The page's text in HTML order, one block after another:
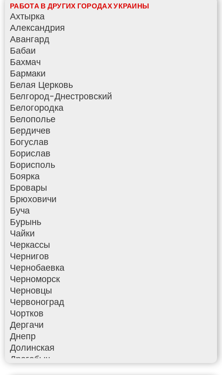
РАБОТА В ДРУГИХ ГОРОДАХ УКРАИНЫ
Ахтырка
Александрия
Авангард
Бабаи
Бахмач
Бармаки
Белая Церковь
Белгород-Днестровский
Белогородка
Белополье
Бердичев
Богуслав
Борислав
Борисполь
Боярка
Бровары
Брюховичи
Буча
Бурынь
Чайки
Черкассы
Чернигов
Чернобаевка
Черноморск
Черновцы
Червоноград
Чортков
Дергачи
Днепр
Долинская
Дрогобыч